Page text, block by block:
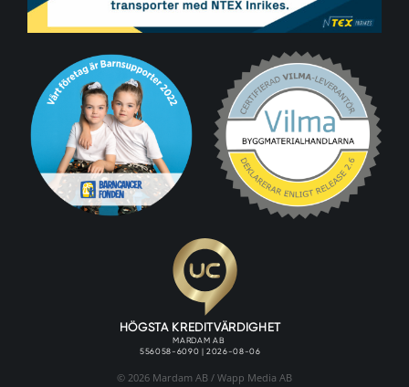
© 2026 Mardam AB / Wapp Media AB